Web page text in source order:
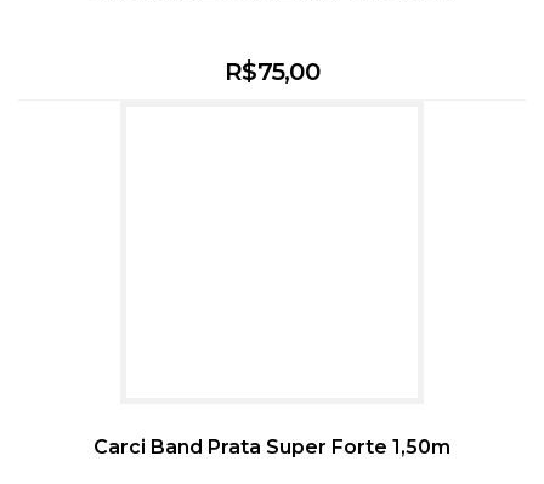
R$75,00
Carci Band Prata Super Forte 1,50m